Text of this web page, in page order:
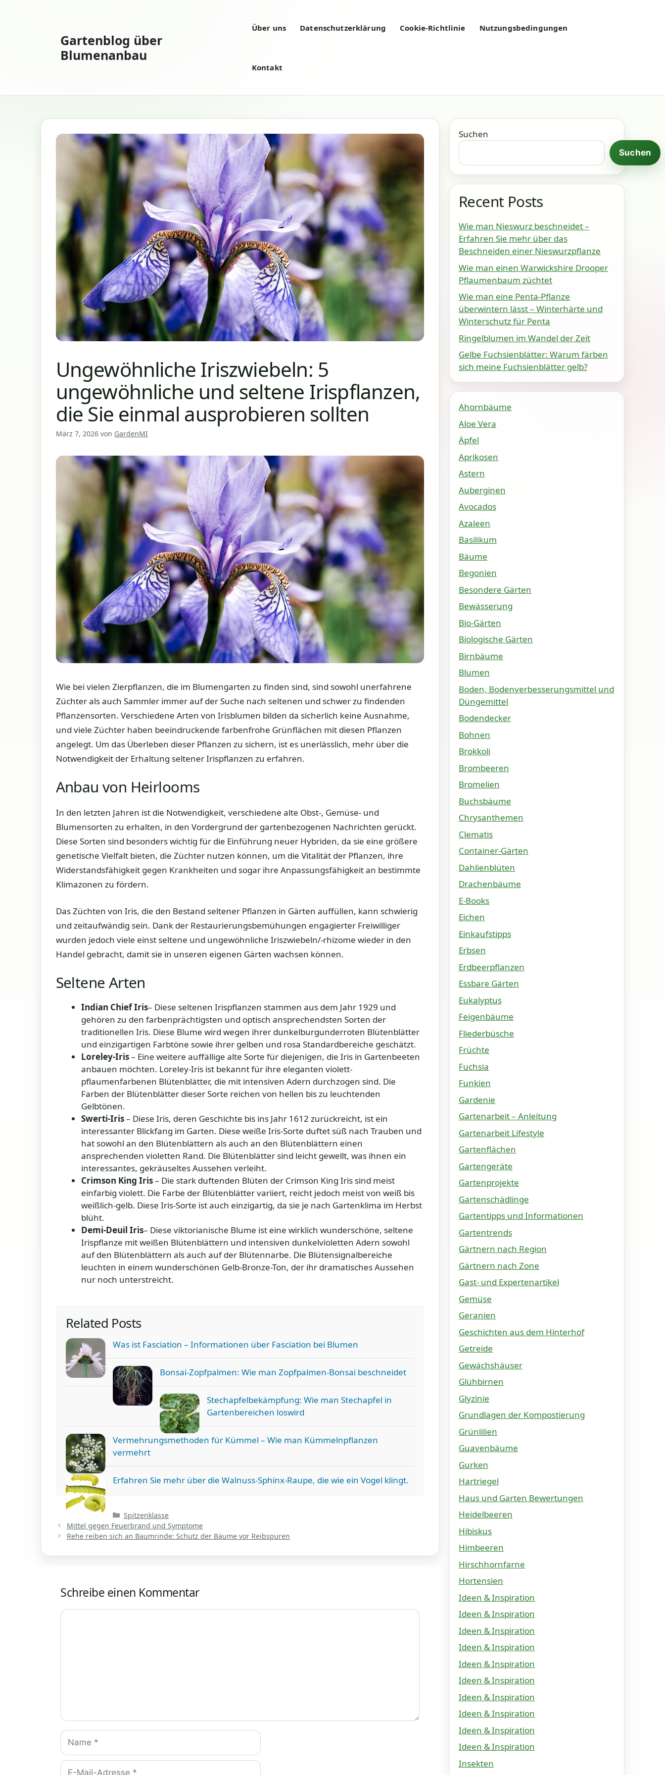
Gartenblog über
Blumenanbau
Über uns Datenschutzerklärung Cookie-Richtlinie Nutzungsbedingungen
Kontakt
Ungewöhnliche Iriszwiebeln: 5
ungewöhnliche und seltene Irispflanzen,
die Sie einmal ausprobieren sollten
März 7, 2026 von GardenMI
Wie bei vielen Zierpflanzen, die im Blumengarten zu finden sind, sind sowohl unerfahrene
Züchter als auch Sammler immer auf der Suche nach seltenen und schwer zu findenden
Pflanzensorten. Verschiedene Arten von Irisblumen bilden da sicherlich keine Ausnahme,
und viele Züchter haben beeindruckende farbenfrohe Grünflächen mit diesen Pflanzen
angelegt. Um das Überleben dieser Pflanzen zu sichern, ist es unerlässlich, mehr über die
Notwendigkeit der Erhaltung seltener Irispflanzen zu erfahren.
Anbau von Heirlooms
In den letzten Jahren ist die Notwendigkeit, verschiedene alte Obst-, Gemüse- und
Blumensorten zu erhalten, in den Vordergrund der gartenbezogenen Nachrichten gerückt.
Diese Sorten sind besonders wichtig für die Einführung neuer Hybriden, da sie eine größere
genetische Vielfalt bieten, die Züchter nutzen können, um die Vitalität der Pflanzen, ihre
Widerstandsfähigkeit gegen Krankheiten und sogar ihre Anpassungsfähigkeit an bestimmte
Klimazonen zu fördern.
Das Züchten von Iris, die den Bestand seltener Pflanzen in Gärten auffüllen, kann schwierig
und zeitaufwändig sein. Dank der Restaurierungsbemühungen engagierter Freiwilliger
wurden jedoch viele einst seltene und ungewöhnliche Iriszwiebeln/-rhizome wieder in den
Handel gebracht, damit sie in unseren eigenen Gärten wachsen können.
Seltene Arten
Indian Chief Iris– Diese seltenen Irispflanzen stammen aus dem Jahr 1929 und
gehören zu den farbenprächtigsten und optisch ansprechendsten Sorten der
traditionellen Iris. Diese Blume wird wegen ihrer dunkelburgunderroten Blütenblätter
und einzigartigen Farbtöne sowie ihrer gelben und rosa Standardbereiche geschätzt.
Loreley-Iris– Eine weitere auffällige alte Sorte für diejenigen, die Iris in Gartenbeeten
anbauen möchten. Loreley-Iris ist bekannt für ihre eleganten violett-
pflaumenfarbenen Blütenblätter, die mit intensiven Adern durchzogen sind. Die
Farben der Blütenblätter dieser Sorte reichen von hellen bis zu leuchtenden
Gelbtönen.
Swerti-Iris– Diese Iris, deren Geschichte bis ins Jahr 1612 zurückreicht, ist ein
interessanter Blickfang im Garten. Diese weiße Iris-Sorte duftet süß nach Trauben und
hat sowohl an den Blütenblättern als auch an den Blütenblättern einen
ansprechenden violetten Rand. Die Blütenblätter sind leicht gewellt, was ihnen ein
interessantes, gekräuseltes Aussehen verleiht.
Crimson King Iris– Die stark duftenden Blüten der Crimson King Iris sind meist
einfarbig violett. Die Farbe der Blütenblätter variiert, reicht jedoch meist von weiß bis
weißlich-gelb. Diese Iris-Sorte ist auch einzigartig, da sie je nach Gartenklima im Herbst
blüht.
Demi-Deuil Iris– Diese viktorianische Blume ist eine wirklich wunderschöne, seltene
Irispflanze mit weißen Blütenblättern und intensiven dunkelvioletten Adern sowohl
auf den Blütenblättern als auch auf der Blütennarbe. Die Blütensignalbereiche
leuchten in einem wunderschönen Gelb-Bronze-Ton, der ihr dramatisches Aussehen
nur noch unterstreicht.
Related Posts
Was ist Fasciation – Informationen über Fasciation bei Blumen
Bonsai-Zopfpalmen: Wie man Zopfpalmen-Bonsai beschneidet
Stechapfelbekämpfung: Wie man Stechapfel in
Gartenbereichen loswird
Vermehrungsmethoden für Kümmel – Wie man Kümmelnpflanzen
vermehrt
Erfahren Sie mehr über die Walnuss-Sphinx-Raupe, die wie ein Vogel klingt.
Kategorien
Spitzenklasse
Mittel gegen Feuerbrand und Symptome
Rehe reiben sich an Baumrinde: Schutz der Bäume vor Reibspuren
Schreibe einen Kommentar
Kommentar
Name
E-
Suchen
Suchen
Recent Posts
Wie man Nieswurz beschneidet –
Erfahren Sie mehr über das
Beschneiden einer Nieswurzpflanze
Wie man einen Warwickshire Drooper
Pflaumenbaum züchtet
Wie man eine Penta-Pflanze
überwintern lässt – Winterhärte und
Winterschutz für Penta
Ringelblumen im Wandel der Zeit
Gelbe Fuchsienblätter: Warum färben
sich meine Fuchsienblätter gelb?
Ahornbäume
Aloe Vera
Äpfel
Aprikosen
Astern
Auberginen
Avocados
Azaleen
Basilikum
Bäume
Begonien
Besondere Gärten
Bewässerung
Bio-Gärten
Biologische Gärten
Birnbäume
Blumen
Boden, Bodenverbesserungsmittel und
Düngemittel
Bodendecker
Bohnen
Brokkoli
Brombeeren
Bromelien
Buchsbäume
Chrysanthemen
Clematis
Container-Gärten
Dahlienblüten
Drachenbäume
E-Books
Eichen
Einkaufstipps
Erbsen
Erdbeerpflanzen
Essbare Gärten
Eukalyptus
Feigenbäume
Fliederbüsche
Früchte
Fuchsia
Funkien
Gardenie
Gartenarbeit – Anleitung
Gartenarbeit Lifestyle
Gartenflächen
Gartengeräte
Gartenprojekte
Gartenschädlinge
Gartentipps und Informationen
Gartentrends
Gärtnern nach Region
Gärtnern nach Zone
Gast- und Expertenartikel
Gemüse
Geranien
Geschichten aus dem Hinterhof
Getreide
Gewächshäuser
Glühbirnen
Glyzinie
Grundlagen der Kompostierung
Grünlilien
Guavenbäume
Gurken
Hartriegel
Haus und Garten Bewertungen
Heidelbeeren
Hibiskus
Himbeeren
Hirschhornfarne
Hortensien
Ideen & Inspiration
Ideen & Inspiration
Ideen & Inspiration
Ideen & Inspiration
Ideen & Inspiration
Ideen & Inspiration
Ideen & Inspiration
Ideen & Inspiration
Ideen & Inspiration
Ideen & Inspiration
Insekten